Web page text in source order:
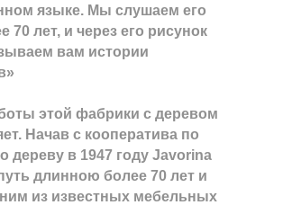
языке. Мы слушаем его
70 лет, и через его рисунок
вам истории
этой фабрики с деревом
Начав с кооператива по
дереву в 1947 году Javorina
длинною более 70 лет и
из известных мебельных